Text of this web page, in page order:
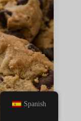
Spanish